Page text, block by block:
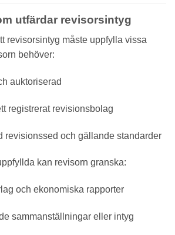
utfärdar revisorsintyg
revisorsintyg måste uppfylla vissa
behöver:
auktoriserad
registrerat revisionsbolag
revisionssed och gällande standarder
kan revisorn granska:
och ekonomiska rapporter
sammanställningar eller intyg